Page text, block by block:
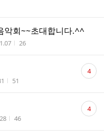
악회~~초대합니다.^^
간 조회수
26
조회수
51
댓
글 4
조회수
46
댓
글 4